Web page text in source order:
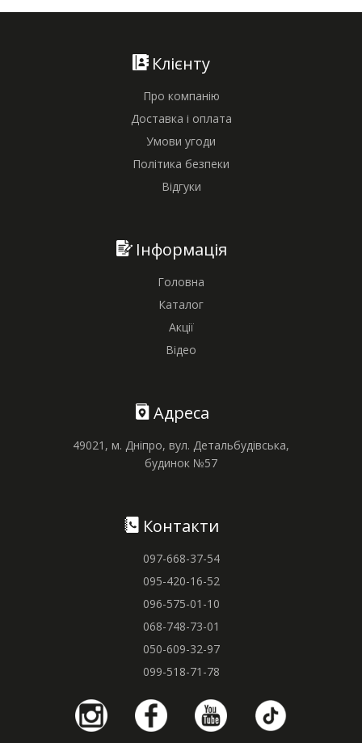
Клієнту
Про компанію
Доставка і оплата
Умови угоди
Політика безпеки
Відгуки
Інформація
Головна
Каталог
Акції
Відео
Адреса
49021, м. Дніпро, вул. Детальбудівська,
будинок №57
Контакти
097-668-37-54
095-420-16-52
096-575-01-10
068-748-73-01
050-609-32-97
099-518-71-78